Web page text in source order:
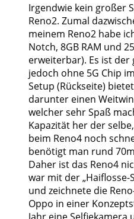
Irgendwie kein großer
Reno2. Zumal
meinem Reno2 habe
Notch, 8GB RAM und
erweiterbar). Es ist der
jedoch ohne 5G Chip
Setup (Rückseite)
darunter einen
welcher sehr Spaß
Kapazität her der
beim Reno4 noch
benötigt man rund
Daher ist das Reno4
war mit der
und zeichnete die
Oppo in einer